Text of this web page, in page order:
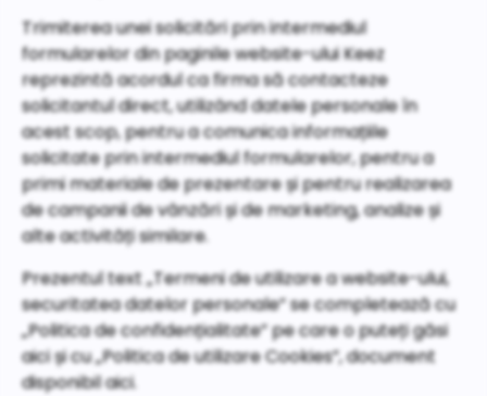
Trimiterea unei solicitări prin intermediul
formularelor din paginile website-ului Keez
reprezintă acordul ca firma să contacteze
solicitantul direct, utilizând datele personale în
acest scop, pentru a comunica informațiile
solicitate prin intermediul formularelor, pentru a
primi materiale de prezentare și pentru realizarea
de campanii de vânzări și de marketing, analize și
alte activități similare.
Prezentul text „Termeni de utilizare a website-ului,
securitatea datelor personale” se completează cu
„Politica de confidențialitate” pe care o puteți găsi
aici și cu „Politica de utilizare Cookies”, document
disponibil aici.